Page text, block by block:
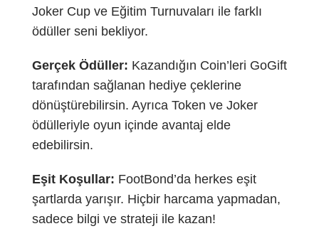
Joker Cup ve Eğitim Turnuvaları ile farklı
ödüller seni bekliyor.
Gerçek Ödüller: Kazandığın Coin’leri GoGift
tarafından sağlanan hediye çeklerine
dönüştürebilirsin. Ayrıca Token ve Joker
ödülleriyle oyun içinde avantaj elde
edebilirsin.
Eşit Koşullar: FootBond’da herkes eşit
şartlarda yarışır. Hiçbir harcama yapmadan,
sadece bilgi ve strateji ile kazan!